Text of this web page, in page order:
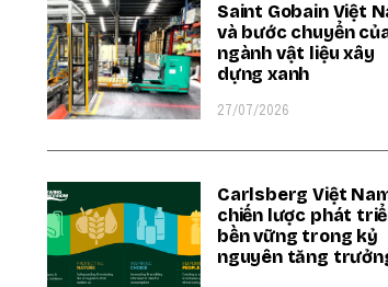
Saint Gobain Việt
và bước chuyển
ngành vật liệu xây
dựng xanh
27/07/2026
Carlsberg Việt
chiến lược phát
bền vững trong kỷ
nguyên tăng